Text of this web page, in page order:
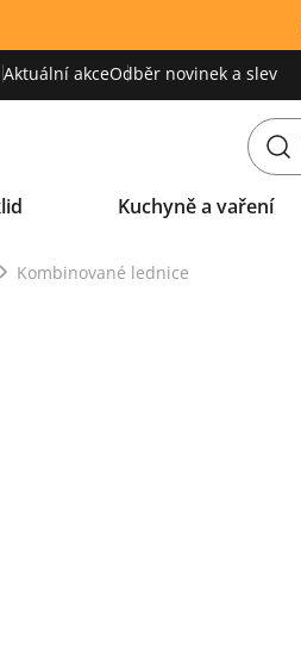
Aktuální akceOdběr novinek a slev
Kuchyně a vaření
Kombinované lednice